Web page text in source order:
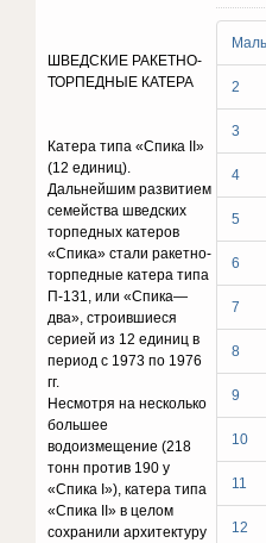
2
3
4
5
6
7
8
9
10
11
12
ШВЕДСКИЕ РАКЕТНО-
ТОРПЕДНЫЕ КАТЕРА
Катера типа «Спика II»
(12 единиц).
Дальнейшим развитием
семейства шведских
торпедных катеров
«Спика» стали ракетно-
торпедные катера типа
П-131, или «Спика—
два», строившиеся
серией из 12 единиц в
период с 1973 по 1976
гг.
Несмотря на несколько
большее
водоизмещение (218
тонн против 190 у
«Спика I»), катера типа
«Спика II» в целом
сохранили архитектуру